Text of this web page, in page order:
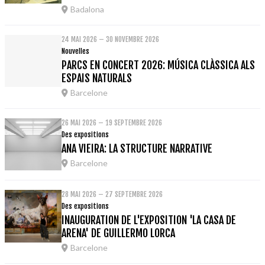
Badalona
24 MAI 2026 – 30 NOVEMBRE 2026
Nouvelles
PARCS EN CONCERT 2026: MÚSICA CLÀSSICA ALS
ESPAIS NATURALS
Barcelone
26 MAI 2026 – 19 SEPTEMBRE 2026
Des expositions
ANA VIEIRA: LA STRUCTURE NARRATIVE
Barcelone
28 MAI 2026 – 27 SEPTEMBRE 2026
Des expositions
INAUGURATION DE L'EXPOSITION 'LA CASA DE
ARENA' DE GUILLERMO LORCA
Barcelone